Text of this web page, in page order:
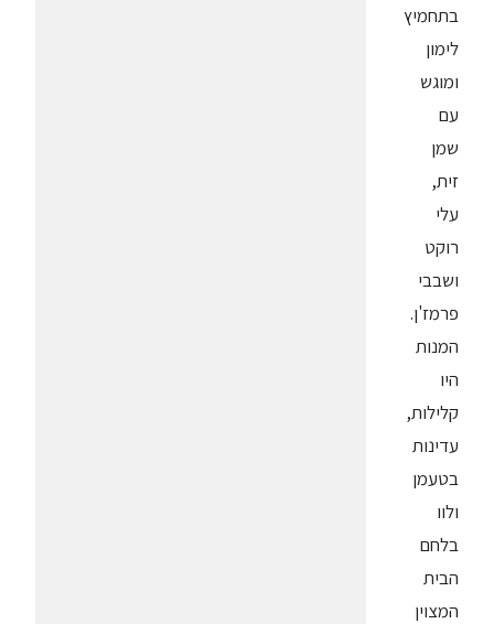
בתחמיץ
לימון
ומוגש
עם
שמן
זית,
עלי
רוקט
ושבבי
פרמז'ן.
המנות
היו
קלילות,
עדינות
בטעמן
ולוו
בלחם
הבית
המצוין